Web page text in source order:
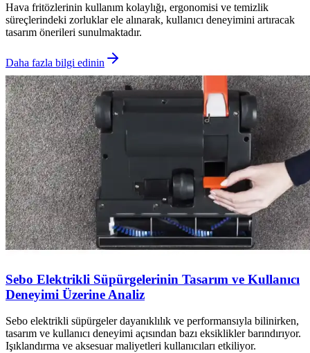
Hava fritözlerinin kullanım kolaylığı, ergonomisi ve temizlik
süreçlerindeki zorluklar ele alınarak, kullanıcı deneyimini artıracak
tasarım önerileri sunulmaktadır.
Daha fazla bilgi edinin
Sebo Elektrikli Süpürgelerinin Tasarım ve Kullanıcı
Deneyimi Üzerine Analiz
Sebo elektrikli süpürgeler dayanıklılık ve performansıyla bilinirken,
tasarım ve kullanıcı deneyimi açısından bazı eksiklikler barındırıyor.
Işıklandırma ve aksesuar maliyetleri kullanıcıları etkiliyor.